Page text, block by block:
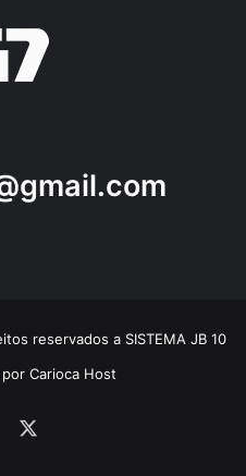
reservados a SISTEMA JB 10
Carioca Host